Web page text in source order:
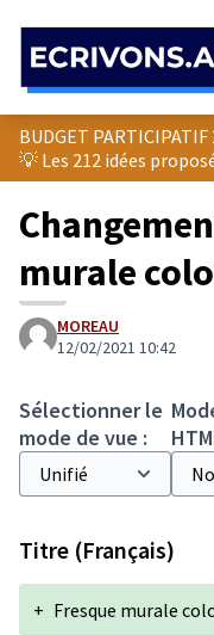
BUDGET PARTICIPATIF
💡 Les 212 idées
murale
MOREAU
12/02/2021 10:42
Sélectionner le
mode de vue :
Titre (Français)
+ Fresque murale